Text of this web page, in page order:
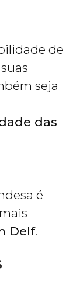
de
seja
das
é
Delf.